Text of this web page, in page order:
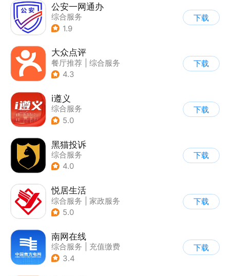
公安一网通办
综合服务
| 业务咨询办理
1.9
下载
大众点评
餐厅推荐
综合服务
4.3
下载
i遵义
综合服务
5.0
下载
黑猫投诉
综合服务
4.0
下载
悦居生活
综合服务
家政服务
5.0
下载
南网在线
综合服务
充值缴费
3.4
下载